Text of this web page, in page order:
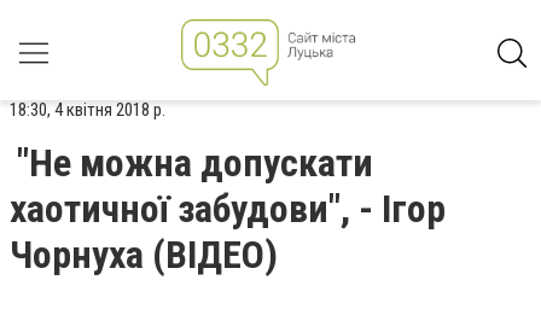
18:30, 4 квітня 2018 р.
"Не можна допускати
хаотичної забудови", - Ігор
Чорнуха (ВІДЕО)